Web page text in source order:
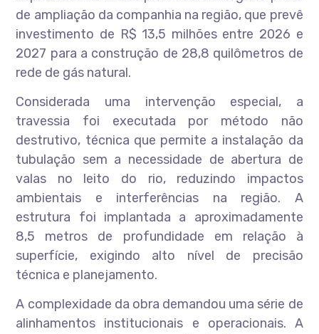
de ampliação da companhia na região, que prevê
investimento de R$ 13,5 milhões entre 2026 e
2027 para a construção de 28,8 quilômetros de
rede de gás natural.
Considerada uma intervenção especial, a
travessia foi executada por método não
destrutivo, técnica que permite a instalação da
tubulação sem a necessidade de abertura de
valas no leito do rio, reduzindo impactos
ambientais e interferências na região. A
estrutura foi implantada a aproximadamente
8,5 metros de profundidade em relação à
superfície, exigindo alto nível de precisão
técnica e planejamento.
A complexidade da obra demandou uma série de
alinhamentos institucionais e operacionais. A